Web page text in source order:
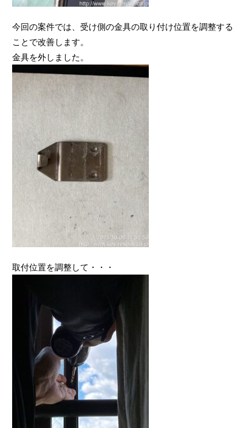
今回の案件では、受け側の金具の取り付け位置を調整する
ことで改善します。
金具を外しました。
取付位置を調整して・・・